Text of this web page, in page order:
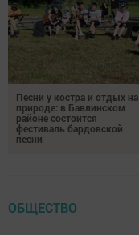
Песни у костра и отдых на
природе: в Бавлинском
районе состоится
фестиваль бардовской
песни
ОБЩЕСТВО